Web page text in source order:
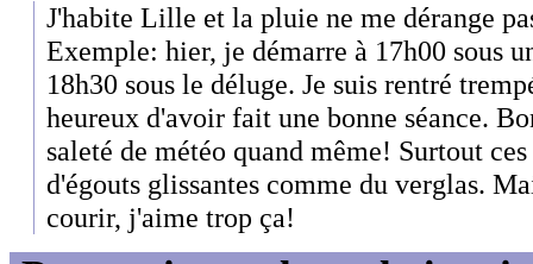
J'habite Lille et la pluie ne me dérange
Exemple: hier, je démarre à 17h00 sous
18h30 sous le déluge. Je suis rentré
heureux d'avoir fait une bonne séance.
saleté de météo quand même! Surtout
d'égouts glissantes comme du verglas.
courir, j'aime trop ça!